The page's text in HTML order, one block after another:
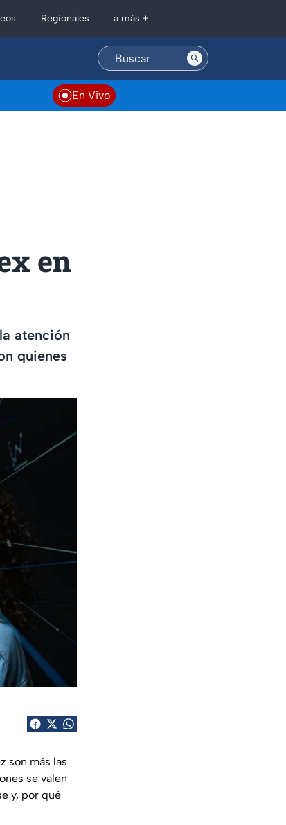
Regionales a más +
En Vivo
en
atención
quienes
son más las
se valen
y, por qué